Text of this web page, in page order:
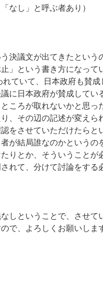
なし」と呼ぶ者あり）
決議文が出てきたという
」という書き方になって
ていて、日本政府も賛
に日本政府が賛成してい
ころが取れないかと思っ
、その辺の記述が変えら
をさせていただけたらと
が結局誰なのかというの
りとか、そういうことが
れて、分けて討論をする
しということで、させて
で、よろしくお願いしま